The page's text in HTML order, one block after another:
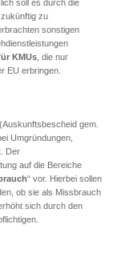
soll es durch die
zukünftig zu
sonstigen
KMUs , die nur
EU erbringen.
(Auskunftsbescheid gem.
Umgründungen,
Der
auf die Bereiche
“ vor. Hierbei sollen
ob sie als Missbrauch
sich durch den